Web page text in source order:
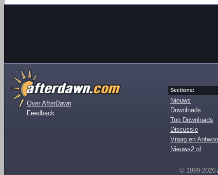
Over AfterDawn
Feedback
Sections:
Nieuws
Downloads
Top Downloads
Discussie
Vraag en
Nieuws2.nl
© 1999-2026